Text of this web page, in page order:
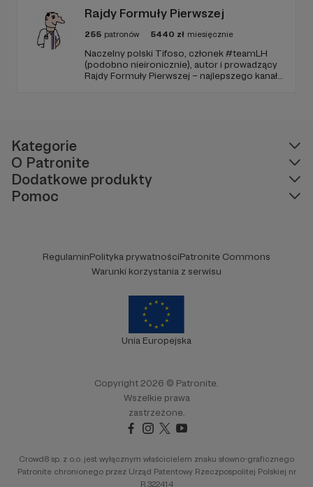
Rajdy Formuły Pierwszej
255 patronów 5440 zł miesięcznie
Naczelny polski Tifoso, członek #teamLH
(podobno nieironicznie), autor i prowadzący
Rajdy Formuły Pierwszej – najlepszego kanału
Kategorie
O Patronite
Dodatkowe produkty
Pomoc
RegulaminPolityka prywatnościPatronite Commons
Warunki korzystania z serwisu
Unia Europejska
Copyright 2026 © Patronite.
Wszelkie prawa
zastrzeżone.
Crowd8 sp. z o.o. jest wyłącznym właścicielem znaku słowno-graficznego
Patronite chronionego przez Urząd Patentowy Rzeczpospolitej Polskiej nr
R.322414